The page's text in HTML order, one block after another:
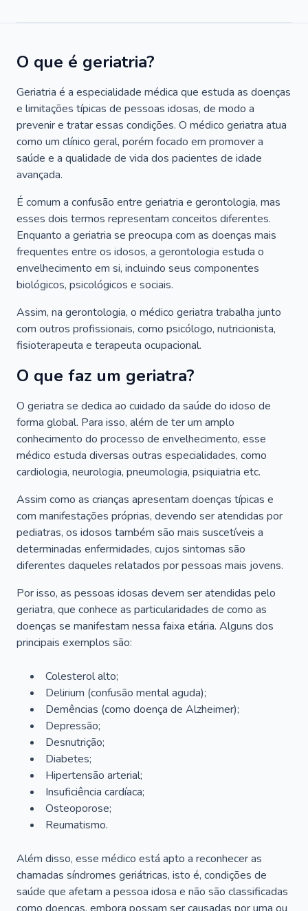
O que é geriatria?
Geriatria é a especialidade médica que estuda as doenças
e limitações típicas de pessoas idosas, de modo a
prevenir e tratar essas condições. O médico geriatra atua
como um clínico geral, porém focado em promover a
saúde e a qualidade de vida dos pacientes de idade
avançada.
É comum a confusão entre geriatria e gerontologia, mas
esses dois termos representam conceitos diferentes.
Enquanto a geriatria se preocupa com as doenças mais
frequentes entre os idosos, a gerontologia estuda o
envelhecimento em si, incluindo seus componentes
biológicos, psicológicos e sociais.
Assim, na gerontologia, o médico geriatra trabalha junto
com outros profissionais, como psicólogo, nutricionista,
fisioterapeuta e terapeuta ocupacional.
O que faz um geriatra?
O geriatra se dedica ao cuidado da saúde do idoso de
forma global. Para isso, além de ter um amplo
conhecimento do processo de envelhecimento, esse
médico estuda diversas outras especialidades, como
cardiologia, neurologia, pneumologia, psiquiatria etc.
Assim como as crianças apresentam doenças típicas e
com manifestações próprias, devendo ser atendidas por
pediatras, os idosos também são mais suscetíveis a
determinadas enfermidades, cujos sintomas são
diferentes daqueles relatados por pessoas mais jovens.
Por isso, as pessoas idosas devem ser atendidas pelo
geriatra, que conhece as particularidades de como as
doenças se manifestam nessa faixa etária. Alguns dos
principais exemplos são:
Colesterol alto;
Delirium (confusão mental aguda);
Demências (como doença de Alzheimer);
Depressão;
Desnutrição;
Diabetes;
Hipertensão arterial;
Insuficiência cardíaca;
Osteoporose;
Reumatismo.
Além disso, esse médico está apto a reconhecer as
chamadas síndromes geriátricas, isto é, condições de
saúde que afetam a pessoa idosa e não são classificadas